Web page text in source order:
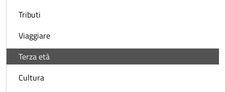
Tributi
Viaggiare
Terza età
Cultura